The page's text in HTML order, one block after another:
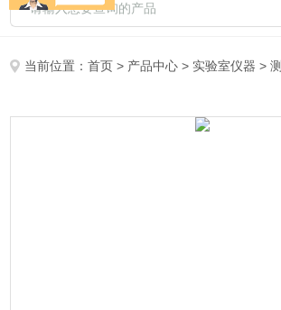
当前位置：首页 > 产品中心 > 实验室仪器 >